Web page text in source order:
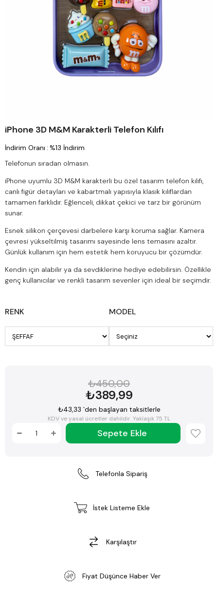
iPhone 3D M&M Karakterli Telefon Kılıfı
İndirim Oranı : %13 İndirim
Telefonun sıradan olmasın.
iPhone uyumlu 3D M&M karakterli bu özel tasarım telefon kılıfı,
canlı figür detayları ve kabartmalı yapısıyla klasik kılıflardan
tamamen farklıdır. Eğlenceli, dikkat çekici ve tarz bir görünüm
sunar.
Esnek silikon çerçevesi darbelere karşı koruma sağlar. Kamera
çevresi yükseltilmiş tasarımı sayesinde lens temasını azaltır.
Günlük kullanım için hem estetik hem koruyucu bir çözümdür.
Kendin için alabilir ya da sevdiklerine hediye edebilirsin. Özellikle
genç kullanıcılar ve renkli tasarım sevenler için ideal bir seçimdir.
RENK MODEL
₺450,00
₺389,99
₺43,33 `den başlayan taksitlerle
KDV ve yasal ücretler dahildir. Yaklaşık 75 TL
Telefonla Sipariş
İstek Listeme Ekle
Karşılaştır
Fiyat Düşünce Haber Ver